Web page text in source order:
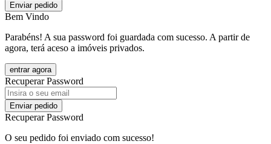
Enviar pedido
Bem Vindo
Parabéns! A sua password foi guardada com sucesso. A partir de
agora, terá aceso a imóveis privados.
entrar agora
Recuperar Password
Enviar pedido
Recuperar Password
O seu pedido foi enviado com sucesso!